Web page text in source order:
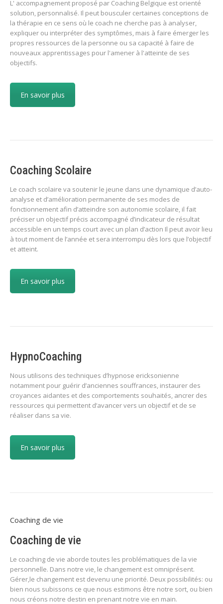
L' accompagnement proposé par Coaching Belgique est orienté
solution, personnalisé. Il peut bousculer certaines conceptions de
la thérapie en ce sens où le coach ne cherche pas à analyser,
expliquer ou interpréter des symptômes, mais à faire émerger les
propres ressources de la personne ou sa capacité à faire de
nouveaux apprentissages pour l'amener à l'atteinte de ses
objectifs.
En savoir plus
Coaching Scolaire
Le coach scolaire va soutenir le jeune dans une dynamique d’auto-
analyse et d’amélioration permanente de ses modes de
fonctionnement afin d’atteindre son autonomie scolaire, il fait
préciser un objectif précis accompagné d’indicateur de résultat
accessible en un temps court avec un plan d’action Il peut avoir lieu
à tout moment de l’année et sera interrompu dès lors que l’objectif
et atteint.
En savoir plus
HypnoCoaching
Nous utilisons des techniques d’hypnose ericksonienne
notamment pour guérir d’anciennes souffrances, instaurer des
croyances aidantes et des comportements souhaités, ancrer des
ressources qui permettent d’avancer vers un objectif et de se
réaliser dans sa vie.
En savoir plus
Coaching de vie
Coaching de vie
Le coaching de vie aborde toutes les problématiques de la vie
personnelle. Dans notre vie, le changement est omniprésent.
Gérer,le changement est devenu une priorité. Deux possibilités: ou
bien nous subissons ce que nous estimons être notre sort, ou bien
nous créons notre destin en prenant notre vie en main.